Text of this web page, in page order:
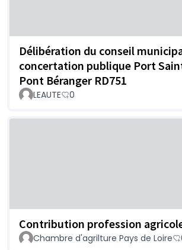
Délibération du conseil
concertation publique Port
Pont Béranger RD751
LEAUTE 0
Contribution profession
Chambre d'agrilture Pays de Loire